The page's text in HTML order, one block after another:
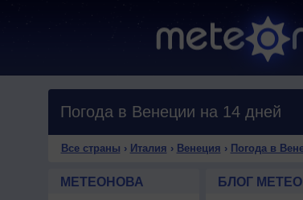
Погода в Венеции на 14 дней
Все страны › Италия › Венеция › Погода в
МЕТЕОНОВА БЛОГ